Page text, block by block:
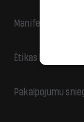
Manifests
Ētikas kodekss
Pakalpojumu